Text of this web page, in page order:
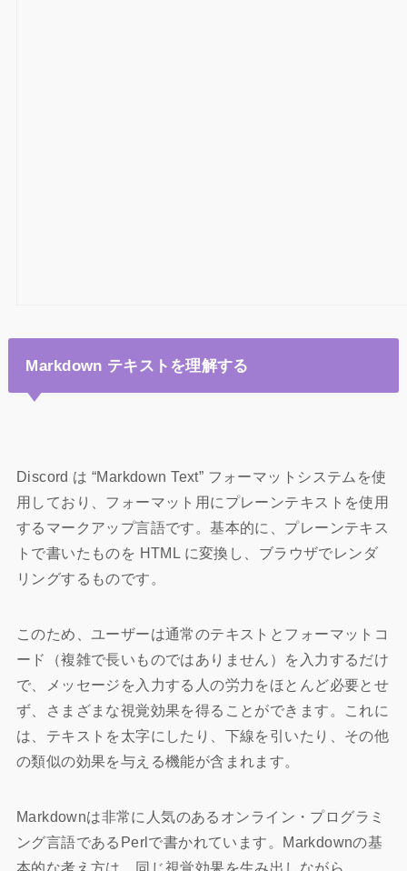
Markdown テキストを理解する
Discord は “Markdown Text” フォーマットシステムを使
用しており、フォーマット用にプレーンテキストを使用
するマークアップ言語です。基本的に、プレーンテキス
トで書いたものを HTML に変換し、ブラウザでレンダ
リングするものです。
このため、ユーザーは通常のテキストとフォーマットコ
ード（複雑で長いものではありません）を入力するだけ
で、メッセージを入力する人の労力をほとんど必要とせ
ず、さまざまな視覚効果を得ることができます。これに
は、テキストを太字にしたり、下線を引いたり、その他
の類似の効果を与える機能が含まれます。
Markdownは非常に人気のあるオンライン・プログラミ
ング言語であるPerlで書かれています。Markdownの基
本的な考え方は、同じ視覚効果を生み出しながら、